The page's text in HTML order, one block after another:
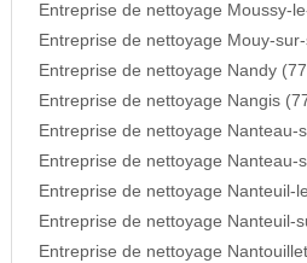
Entreprise de nettoyage Moussy-
Entreprise de nettoyage Mouy-
Entreprise de nettoyage Nandy
Entreprise de nettoyage Nangis
Entreprise de nettoyage Nanteau-
Entreprise de nettoyage Nanteau-
Entreprise de nettoyage Nanteuil-
Entreprise de nettoyage Nanteuil-
Entreprise de nettoyage